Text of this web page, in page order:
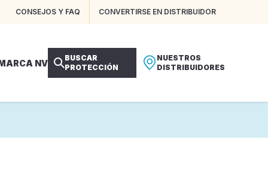
CONSEJOS Y FAQ CONVERTIRSE EN DISTRIBUIDOR
NV
BUSCAR
PROTECCIÓN
NUESTROS
DISTRIBUIDORES